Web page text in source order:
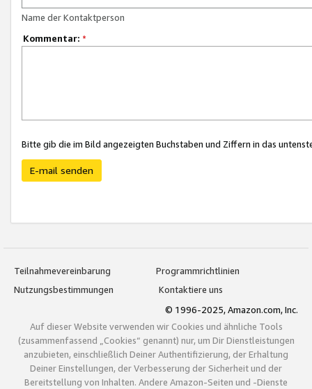
Name der Kontaktperson
Kommentar: *
Bitte gib die im Bild angezeigten Buchstaben und Ziffern in das
E-mail senden
Teilnahmevereinbarung
Programmrichtlinien
Nutzungsbestimmungen
Kontaktiere uns
© 1996-2025, Amazon.com, Inc.
Auf dieser Website verwenden wir Cookies und ähnliche Tools
(zusammenfassend „Cookies“ genannt) nur, um Dir Dienstleistungen
anzubieten, einschließlich Deiner Authentifizierung, der Erhaltung
Deiner Einstellungen, der Verbesserung der Sicherheit und der
Bereitstellung von Inhalten. Andere Amazon-Seiten und -Dienste